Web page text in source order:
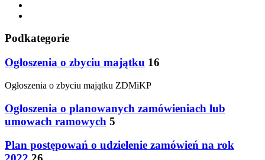
Podkategorie
Ogłoszenia o zbyciu majątku 16
Ogłoszenia o zbyciu majątku ZDMiKP
Ogłoszenia o planowanych zamówieniach lub
umowach ramowych 5
Plan postępowań o udzielenie zamówień na rok